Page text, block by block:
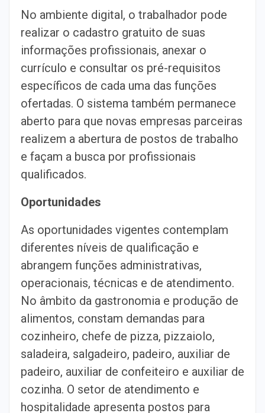
No ambiente digital, o trabalhador pode
realizar o cadastro gratuito de suas
informações profissionais, anexar o
currículo e consultar os pré-requisitos
específicos de cada uma das funções
ofertadas. O sistema também permanece
aberto para que novas empresas parceiras
realizem a abertura de postos de trabalho
e façam a busca por profissionais
qualificados.
Oportunidades
As oportunidades vigentes contemplam
diferentes níveis de qualificação e
abrangem funções administrativas,
operacionais, técnicas e de atendimento.
No âmbito da gastronomia e produção de
alimentos, constam demandas para
cozinheiro, chefe de pizza, pizzaiolo,
saladeira, salgadeiro, padeiro, auxiliar de
padeiro, auxiliar de confeiteiro e auxiliar de
cozinha. O setor de atendimento e
hospitalidade apresenta postos para